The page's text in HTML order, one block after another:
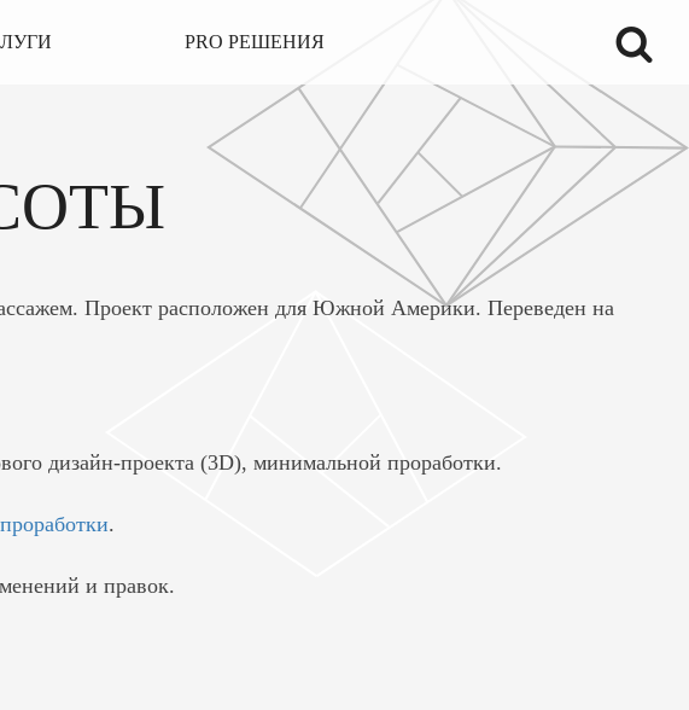
PRO РЕШЕНИЯ
Проект расположен для Южной Америки. Переведен на
дизайн-проекта (3D), минимальной проработки.
.
и правок.